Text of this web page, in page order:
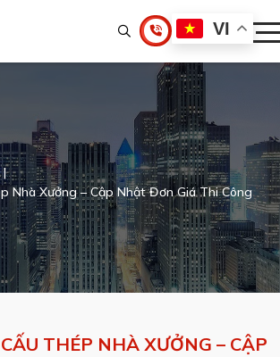
VI
Nhà Xưởng – Cập Nhật Đơn Giá Thi Công
THÉP NHÀ XƯỞNG – CẬP